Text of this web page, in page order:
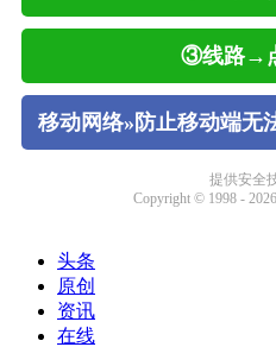
头条
原创
资讯
在线